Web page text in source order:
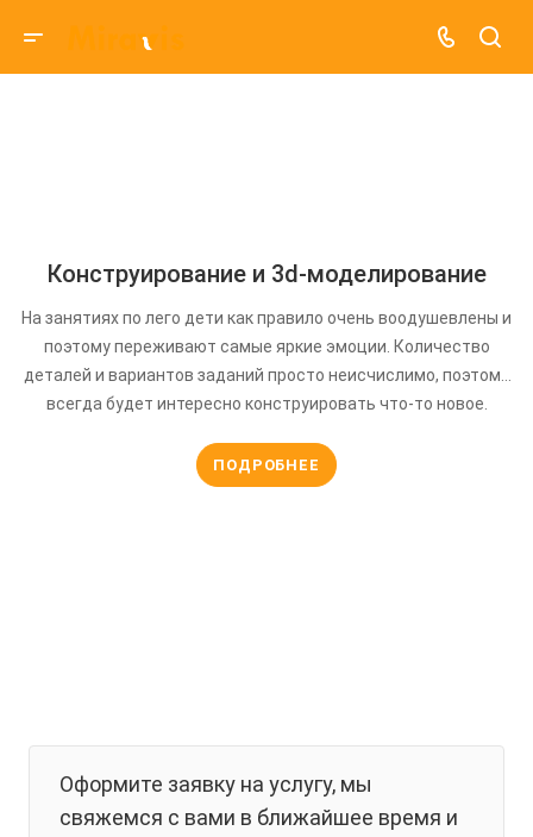
Конструирование и 3d-моделирование
На занятиях по лего дети как правило очень воодушевлены и
поэтому переживают самые яркие эмоции. Количество
деталей и вариантов заданий просто неисчислимо, поэтому
всегда будет интересно конструировать что-то новое.
ПОДРОБНЕЕ
Оформите заявку на услугу, мы
свяжемся с вами в ближайшее время и